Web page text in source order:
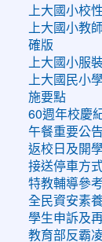
上大國小校
上大國小教
確版
上大國小服
上大國民小
施要點
60週年校慶
午餐重要公告
返校日及開
接送停車方
特教輔導參
全民資安素
學生申訴及
教育部反霸